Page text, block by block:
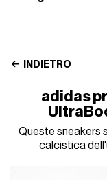
INDIETRO
adidas
Queste sneakers
calcistica